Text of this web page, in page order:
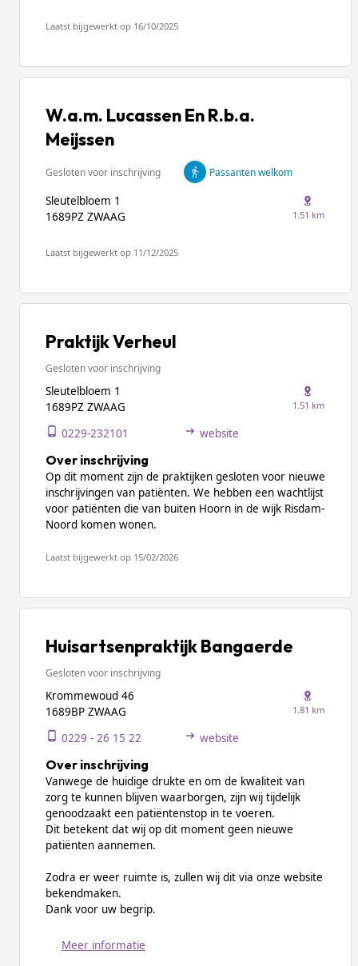
Laatst bijgewerkt op 16/10/2025
W.a.m. Lucassen En R.b.a.
Meijssen
Gesloten voor inschrijving Passanten welkom
Sleutelbloem 1
1689PZ ZWAAG
1.51 km
Laatst bijgewerkt op 11/12/2025
Praktijk Verheul
Gesloten voor inschrijving
Sleutelbloem 1
1689PZ ZWAAG
1.51 km
0229-232101 website
Over inschrijving
Op dit moment zijn de praktijken gesloten voor nieuwe
inschrijvingen van patiënten. We hebben een wachtlijst
voor patiënten die van buiten Hoorn in de wijk Risdam-
Noord komen wonen.
Laatst bijgewerkt op 15/02/2026
Huisartsenpraktijk Bangaerde
Gesloten voor inschrijving
Krommewoud 46
1689BP ZWAAG
1.81 km
0229 - 26 15 22 website
Over inschrijving
Vanwege de huidige drukte en om de kwaliteit van
zorg te kunnen blijven waarborgen, zijn wij tijdelijk
genoodzaakt een patiëntenstop in te voeren.
Dit betekent dat wij op dit moment geen nieuwe
patiënten aannemen.
Zodra er weer ruimte is, zullen wij dit via onze website
bekendmaken.
Dank voor uw begrip.
Meer informatie